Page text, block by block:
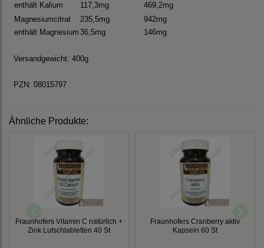
enthält Kalium
117,3mg
469,2mg
Magnesiumcitrat
enthält Magnesium
235,5mg
36,5mg
942mg
146mg
Versandgewicht: 400g
PZN: 08015797
Ähnliche Produkte:
Fraunhofers Vitamin C natürlich +
Zink Lutschtabletten 40 St
Fraunhofers Cranberry aktiv
Kapseln 60 St